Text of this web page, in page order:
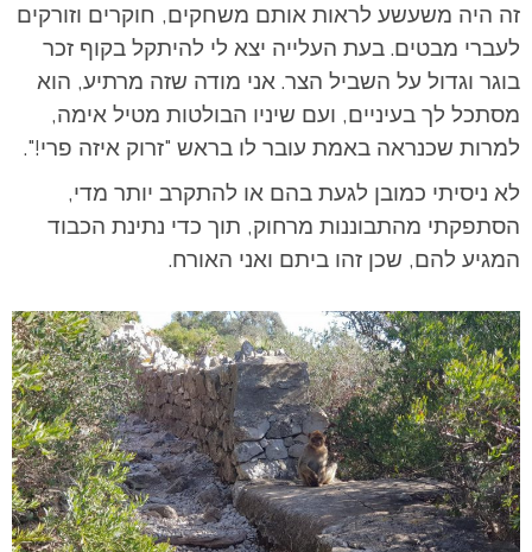
זה היה משעשע לראות אותם משחקים, חוקרים וזורקים
לעברי מבטים. בעת העלייה יצא לי להיתקל בקוף זכר
בוגר וגדול על השביל הצר. אני מודה שזה מרתיע, הוא
מסתכל לך בעיניים, ועם שיניו הבולטות מטיל אימה,
למרות שכנראה באמת עובר לו בראש "זרוק איזה פרי!".
לא ניסיתי כמובן לגעת בהם או להתקרב יותר מדי,
הסתפקתי מהתבוננות מרחוק, תוך כדי נתינת הכבוד
המגיע להם, שכן זהו ביתם ואני האורח.